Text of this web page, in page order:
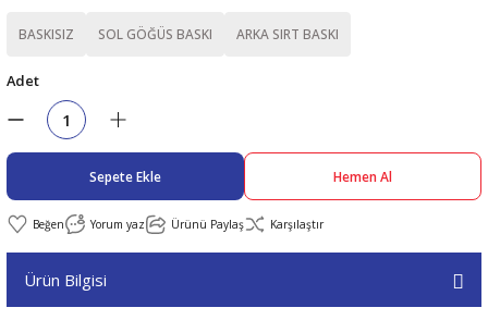
BASKISIZ SOL GÖĞÜS BASKI ARKA SIRT BASKI
Adet
Sepete Ekle Hemen Al
Yorum yaz Ürünü Paylaş Karşılaştır
Ürün Bilgisi